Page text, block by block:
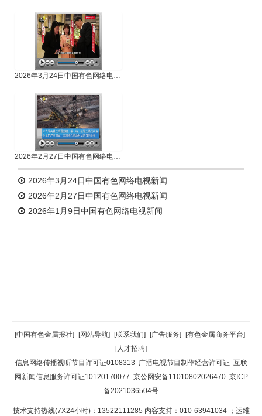
2026年3月24日中国有色网络电视新闻
2026年2月27日中国有色网络电视新闻
2026年3月24日中国有色网络电视新闻
2026年2月27日中国有色网络电视新闻
2026年1月9日中国有色网络电视新闻
返回顶部
返回首页
[中国有色金属报社]- [网站导航]- [联系我们]- [广告服务]- [有色金属商务平台]-
[人才招聘]
信息网络传播视听节目许可证0108313 广播电视节目制作经营许可证 互联
网新闻信息服务许可证10120170077 京公网安备11010802026470 京ICP
备2021036504号
技术支持热线(7X24小时)：13522111285 内容支持：010-63941034 ；运维